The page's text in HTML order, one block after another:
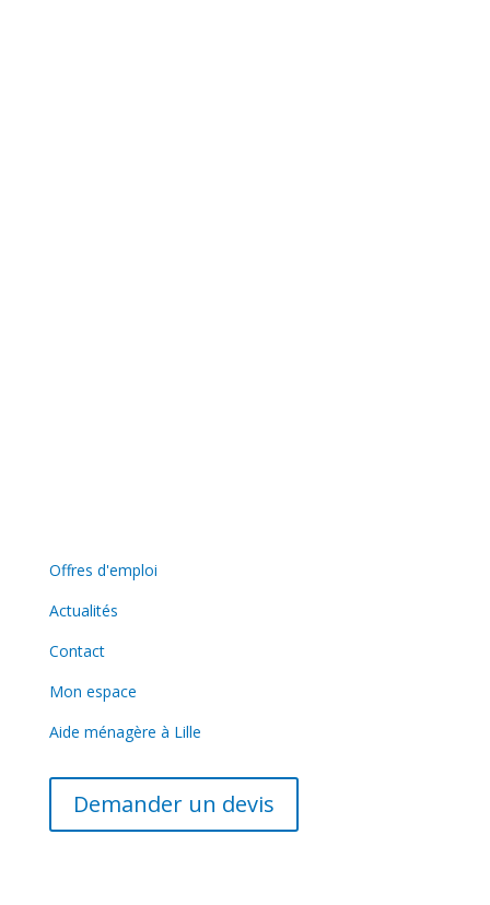
Offres d'emploi
Actualités
Contact
Mon espace
Aide ménagère à Lille
Demander un devis